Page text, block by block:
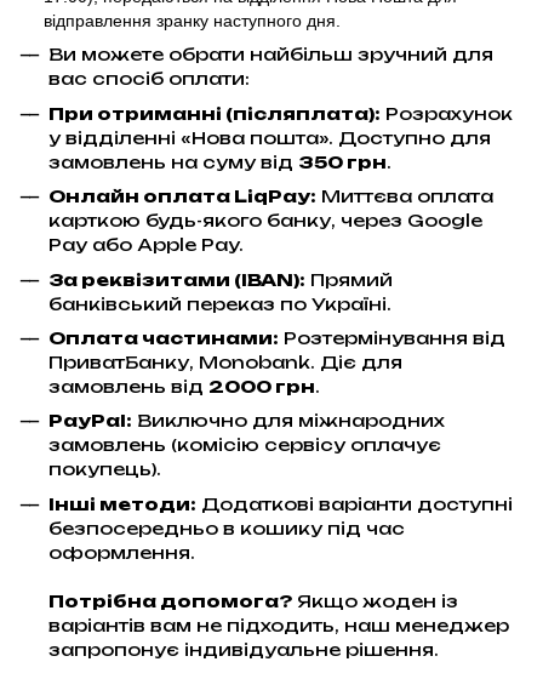
відправлення зранку наступного дня.
Ви можете обрати найбільш зручний для
вас спосіб оплати:
При отриманні (післяплата): Розрахунок
у відділенні «Нова пошта». Доступно для
замовлень на суму від 350 грн.
Онлайн оплата LiqPay: Миттєва оплата
карткою будь-якого банку, через Google
Pay або Apple Pay.
За реквізитами (IBAN): Прямий
банківський переказ по Україні.
Оплата частинами: Розтермінування від
ПриватБанку, Monobank. Діє для
замовлень від 2000 грн.
PayPal: Виключно для міжнародних
замовлень (комісію сервісу оплачує
покупець).
Інші методи: Додаткові варіанти доступні
безпосередньо в кошику під час
оформлення.
Потрібна допомога? Якщо жоден із
варіантів вам не підходить, наш менеджер
запропонує індивідуальне рішення.